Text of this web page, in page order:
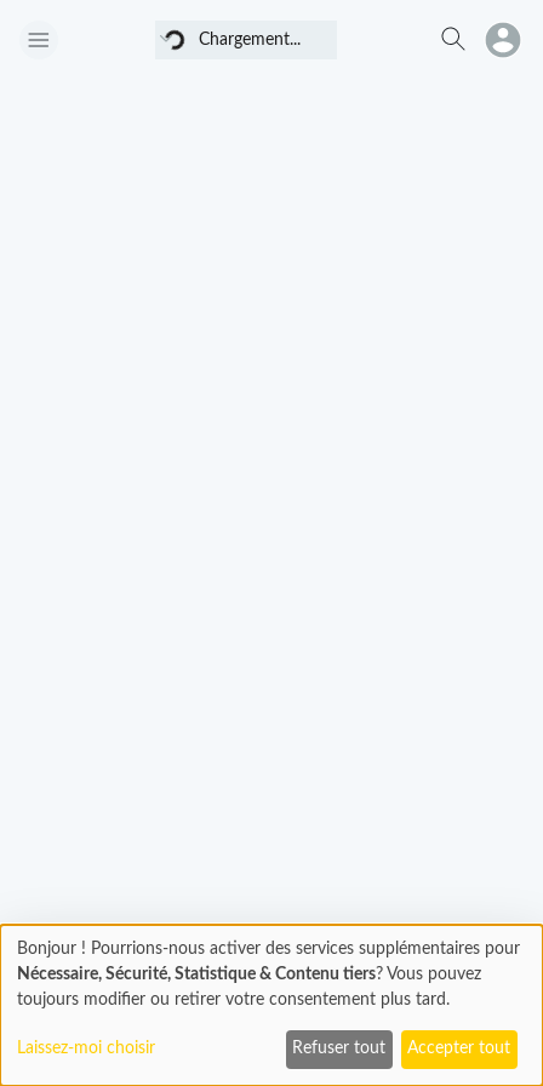
Chargement... Chargement...
Chargement
En cours...
Bonjour ! Pourrions-nous activer des services supplémentaires pour
Nécessaire, Sécurité, Statistique & Contenu tiers? Vous pouvez
toujours modifier ou retirer votre consentement plus tard.
Laissez-moi choisir Refuser tout Accepter tout